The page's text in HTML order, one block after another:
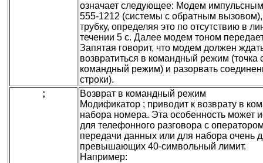
означает следующее: Модем
555-1212 (системы с обратным
трубку, определяя это по отсутствию в
течении 5 с. Далее модем тоном
Запятая говорит, что модем должен
возвратиться в командный режим (точка
командный режим) и разорвать
строки).
;
Возврат в командный режим
Модификатор ; приводит к возврату в
набора номера. Эта особенность может
для телефонного разговора с
передачи данных или для набора очень
превышающих 40-символьный лимит.
Например: